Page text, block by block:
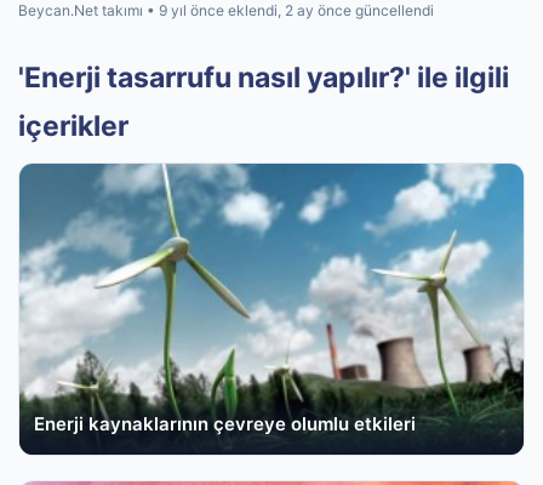
Beycan.Net takımı • 9 yıl önce eklendi, 2 ay önce güncellendi
'Enerji tasarrufu nasıl yapılır?' ile ilgili
içerikler
Enerji kaynaklarının çevreye olumlu etkileri